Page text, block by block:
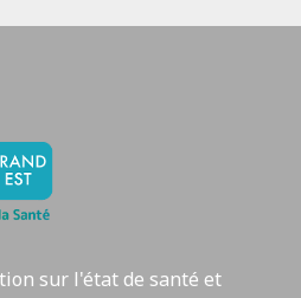
sur l'état de santé et